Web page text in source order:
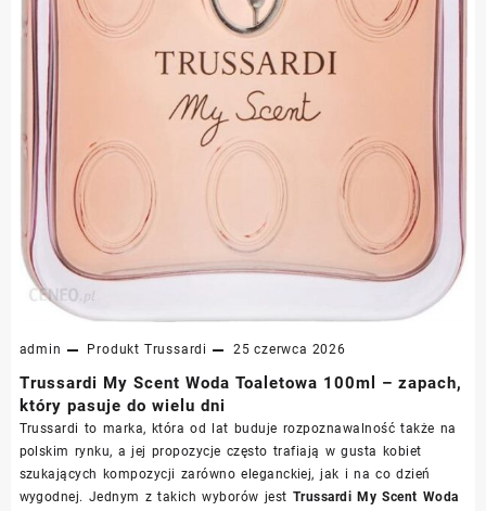
admin Produkt Trussardi 25 czerwca 2026
Trussardi My Scent Woda Toaletowa 100ml – zapach,
który pasuje do wielu dni
Trussardi to marka, która od lat buduje rozpoznawalność także na
polskim rynku, a jej propozycje często trafiają w gusta kobiet
szukających kompozycji zarówno eleganckiej, jak i na co dzień
wygodnej. Jednym z takich wyborów jest Trussardi My Scent Woda